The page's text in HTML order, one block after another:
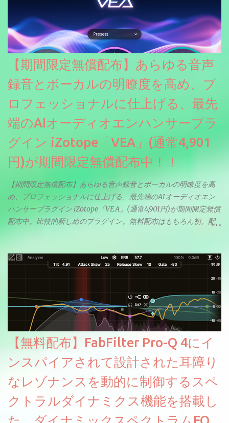
【期間限定無償配布】あらゆる音声
録音とボーカルの明瞭度を高め、プ
ロフェッショナルに仕上げる、最先
端のAIオーディオエンハンサープラ
グイン iZotope「VEA」(通常4,901
円)が期間限定無償配布中！！
【期間限定無償配布】あらゆる音声録音とボーカルの明瞭度を高
め、プロフェッショナルに仕上げる、最先端のAIオーディオエン
ハンサープラグイン iZotope「VEA」(通常4,901円)が期間限定無償
配布中。比較的新しめのプラグイン。無料配布はもちろん初。配
【無料配布】FabFilter Pro-Q 4にイ
ンスパイアされて設計された耳障り
なレゾナンスを動的に制御するスペ
クトラルダイナミクス機能を搭載し